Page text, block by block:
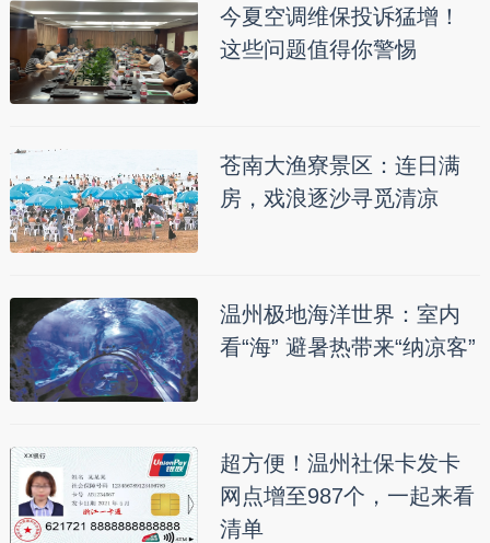
今夏空调维保投诉猛增！
这些问题值得你警惕
苍南大渔寮景区：连日满
房，戏浪逐沙寻觅清凉
温州极地海洋世界：室内
看“海” 避暑热带来“纳凉客”
超方便！温州社保卡发卡
网点增至987个，一起来看
清单